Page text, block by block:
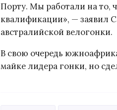
Порту. Мы работали на то,
квалификации», — заявил
австралийской велогонки.
В свою очередь
майке лидера гонки, но